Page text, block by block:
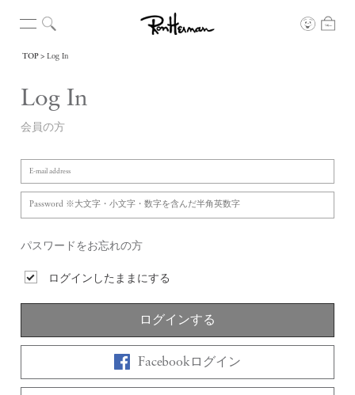
TOP Log In
Log In
会員の方
パスワードをお忘れの方
ログインしたままにする
ログインする
Facebookログイン